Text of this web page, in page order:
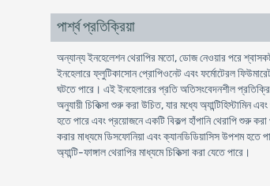
পার্শ্ব প্রতিক্রিয়া
অন্যান্য ইনহেলেশন থেরাপির মতো, ডোজ নেওয়ার পরে
ইনহেলারে ফ্লুটিকাসোন প্রোপিওনেট এবং ফর্মোটেরল
ঘটতে পারে। এই ইনহেলারের প্রতি অতিসংবেদনশীল
অনুযায়ী চিকিত্সা শুরু করা উচিত, যার মধ্যে
হতে পারে এবং প্রয়োজনে একটি বিকল্প হাঁপানি থেরাপি শুরু
করার মাধ্যমে ডিসফোনিয়া এবং ক্যানডিডিয়াসিস উপশম হতে
অ্যান্টি-ফাঙ্গাল থেরাপির মাধ্যমে চিকিত্সা করা যেতে পারে।